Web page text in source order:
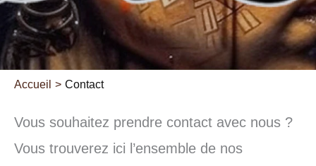
Accueil Contact
Vous souhaitez prendre contact avec nous ?
Vous trouverez ici l’ensemble de nos